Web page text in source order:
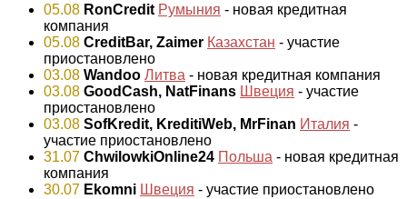
05.08 RonCredit Румыния - новая кредитная
компания
05.08 CreditBar, Zaimer Казахстан - участие
приостановлено
03.08 Wandoo Литва - новая кредитная компания
03.08 GoodCash, NatFinans Швеция - участие
приостановлено
03.08 SofKredit, KreditiWeb, MrFinan Италия -
участие приостановлено
31.07 ChwilowkiOnline24 Польша - новая кредитная
компания
30.07 Ekomni Швеция - участие приостановлено